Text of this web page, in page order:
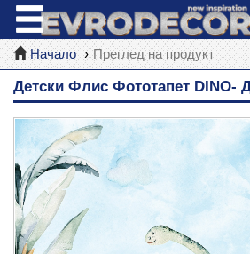
Начало Преглед на продукт
Детски Флис Фототапет DINO-